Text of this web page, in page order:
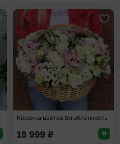
Добавить в избранное
Корзина цветов Влюбленность
18 999 ₽